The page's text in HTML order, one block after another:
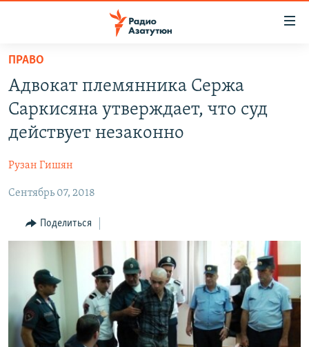
Перейти
основному
содержанию
Перейти
основной
навигации
Перейти
поиску
НОВОСТИ
ПОЛИТИКА
ЭКОНОМИКА
РЕГИОН
НАГОРНЫЙ КАРАБАХ
СПОРТ
АРХИВ
Հայերեն
ПРАВО
Адвокат племянника Сержа
Саркисяна утверждает, что суд
действует незаконно
Рузан Гишян
Сентябрь 07, 2018
Поделиться